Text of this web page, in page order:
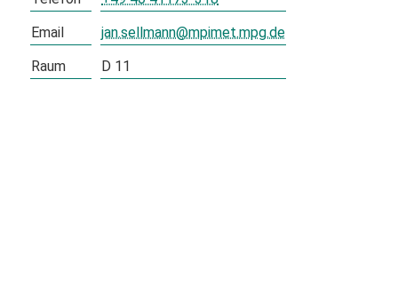
Email
jan.sellmann@mpimet.mpg.de
Raum
D 11